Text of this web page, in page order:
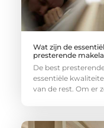
Wat zijn de
presterende
De best
essentiële
van de rest. Om er